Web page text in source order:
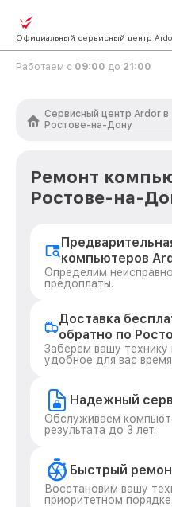
Официальный сервисный центр
Работаем с 09:00 до 21:00
Сервисный центр Ardor в
Ростове-на-Дону
Ремонт
Ростове-на-
компьютеров
Определим
предоплаты.
Доставка
обратно по
Заберем вашу технику
удобное для вас
Надежный
Обслуживаем
результата до 3 лет.
Быстрый
Восстановим вашу
приоритетном порядке.